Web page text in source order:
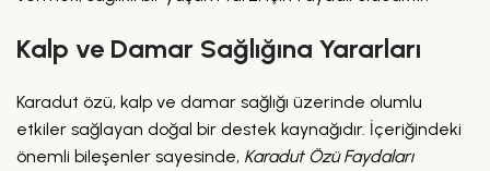
Kalp ve Damar Sağlığına Yararları
Karadut özü, kalp ve damar sağlığı üzerinde olumlu
etkiler sağlayan doğal bir destek kaynağıdır. İçeriğindeki
önemli bileşenler sayesinde, Karadut Özü Faydaları